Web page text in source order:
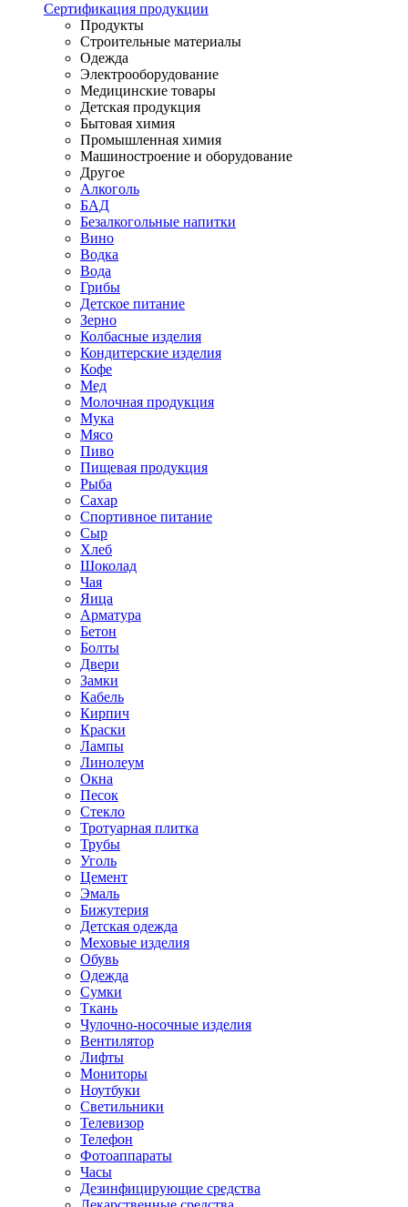
Сертификация продукции
Продукты
Строительные материалы
Одежда
Электрооборудование
Медицинские товары
Детская продукция
Бытовая химия
Промышленная химия
Машиностроение и оборудование
Другое
Алкоголь
БАД
Безалкогольные напитки
Вино
Водка
Вода
Грибы
Детское питание
Зерно
Колбасные изделия
Кондитерские изделия
Кофе
Мед
Молочная продукция
Мука
Мясо
Пиво
Пищевая продукция
Рыба
Сахар
Спортивное питание
Сыр
Хлеб
Шоколад
Чая
Яица
Арматура
Бетон
Болты
Двери
Замки
Кабель
Кирпич
Краски
Лампы
Линолеум
Окна
Песок
Стекло
Тротуарная плитка
Трубы
Уголь
Цемент
Эмаль
Бижутерия
Детская одежда
Меховые изделия
Обувь
Одежда
Сумки
Ткань
Чулочно-носочные изделия
Вентилятор
Лифты
Мониторы
Ноутбуки
Светильники
Телевизор
Телефон
Фотоаппараты
Часы
Дезинфицирующие средства